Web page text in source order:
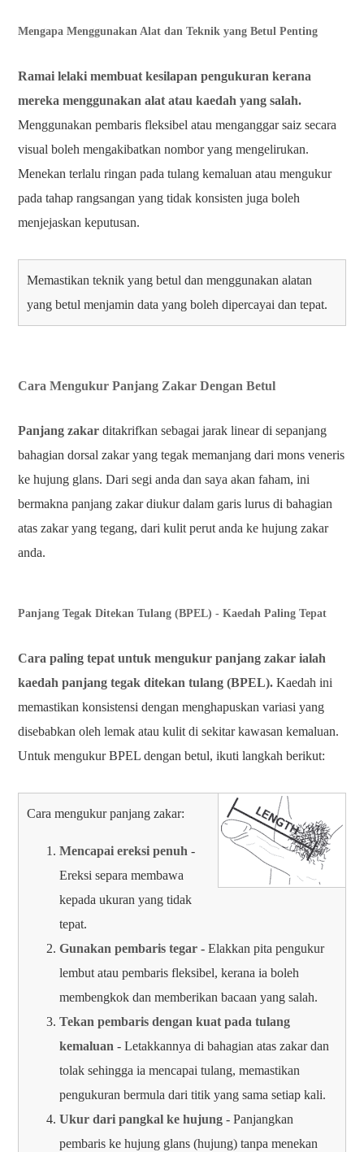
Mengapa Menggunakan Alat dan Teknik yang Betul Penting
Ramai lelaki membuat kesilapan pengukuran kerana
mereka menggunakan alat atau kaedah yang salah.
Menggunakan pembaris fleksibel atau menganggar saiz secara
visual boleh mengakibatkan nombor yang mengelirukan.
Menekan terlalu ringan pada tulang kemaluan atau mengukur
pada tahap rangsangan yang tidak konsisten juga boleh
menjejaskan keputusan.
Memastikan teknik yang betul dan menggunakan alatan
yang betul menjamin data yang boleh dipercayai dan tepat.
Cara Mengukur Panjang Zakar Dengan Betul
Panjang zakar ditakrifkan sebagai jarak linear di sepanjang
bahagian dorsal zakar yang tegak memanjang dari mons veneris
ke hujung glans. Dari segi anda dan saya akan faham, ini
bermakna panjang zakar diukur dalam garis lurus di bahagian
atas zakar yang tegang, dari kulit perut anda ke hujung zakar
anda.
Panjang Tegak Ditekan Tulang (BPEL) - Kaedah Paling Tepat
Cara paling tepat untuk mengukur panjang zakar ialah
kaedah panjang tegak ditekan tulang (BPEL). Kaedah ini
memastikan konsistensi dengan menghapuskan variasi yang
disebabkan oleh lemak atau kulit di sekitar kawasan kemaluan.
Untuk mengukur BPEL dengan betul, ikuti langkah berikut:
Cara mengukur panjang zakar:
Mencapai ereksi penuh -
Ereksi separa membawa
kepada ukuran yang tidak
tepat.
Gunakan pembaris tegar - Elakkan pita pengukur
lembut atau pembaris fleksibel, kerana ia boleh
membengkok dan memberikan bacaan yang salah.
Tekan pembaris dengan kuat pada tulang
kemaluan - Letakkannya di bahagian atas zakar dan
tolak sehingga ia mencapai tulang, memastikan
pengukuran bermula dari titik yang sama setiap kali.
Ukur dari pangkal ke hujung - Panjangkan
pembaris ke hujung glans (hujung) tanpa menekan